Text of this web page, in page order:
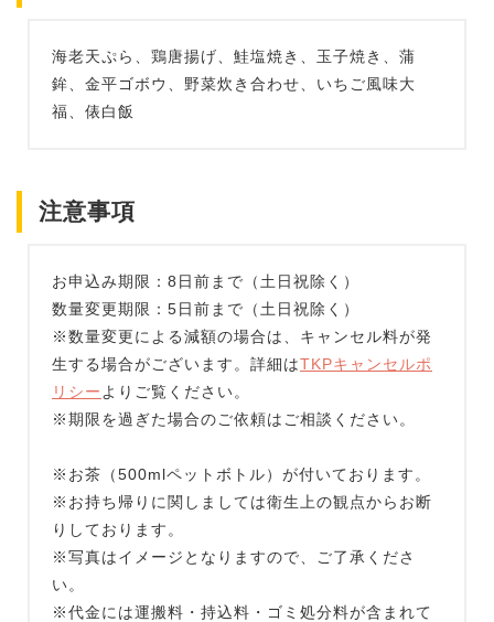
海老天ぷら、鶏唐揚げ、鮭塩焼き、玉子焼き、蒲
鉾、金平ゴボウ、野菜炊き合わせ、いちご風味大
福、俵白飯
注意事項
お申込み期限：8日前まで（土日祝除く）
数量変更期限：5日前まで（土日祝除く）
※数量変更による減額の場合は、キャンセル料が発
生する場合がございます。詳細はTKPキャンセルポ
リシー よりご覧ください。
※期限を過ぎた場合のご依頼はご相談ください。
※お茶（500mlペットボトル）が付いております。
※お持ち帰りに関しましては衛生上の観点からお断
りしております。
※写真はイメージとなりますので、ご了承くださ
い。
※代金には運搬料・持込料・ゴミ処分料が含まれて